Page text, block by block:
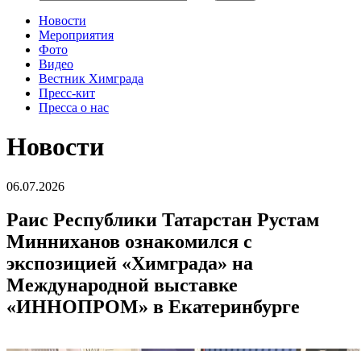
Новости
Мероприятия
Фото
Видео
Вестник Химграда
Пресс-кит
Пресса о нас
Новости
06.07.2026
Раис Республики Татарстан Рустам
Минниханов ознакомился с
экспозицией «Химграда» на
Международной выставке
«ИННОПРОМ» в Екатеринбурге